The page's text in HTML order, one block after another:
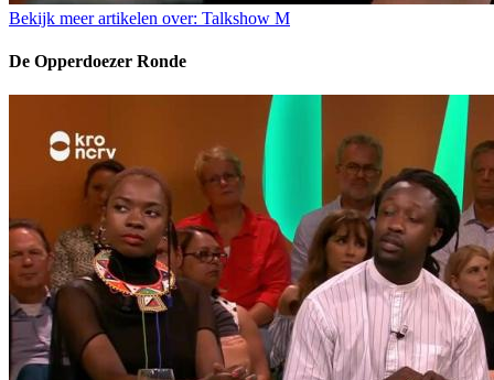
Bekijk meer artikelen over: Talkshow M
De Opperdoezer Ronde